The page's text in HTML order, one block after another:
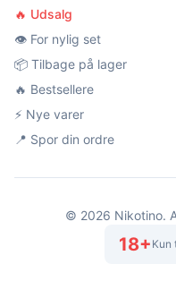
🔥 Udsalg
👁️ For nylig set
📦 Tilbage på lager
🔥 Bestsellere
⚡ Nye varer
📍 Spor din ordre
© 2026 Nikotino.
18+ Kun